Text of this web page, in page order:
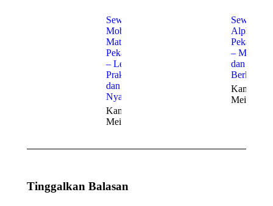
Sewa
Mobil
Matic
Pekanbaru
– Lebih
Praktis
dan
Nyaman
Kamis, 21
Mei 2026
Sewa
Alphard
Pekanbaru
– Mewah
dan
Berkelas
Kamis, 21
Mei 2026
Tinggalkan Balasan